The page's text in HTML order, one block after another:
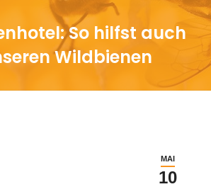
So hilfst auch
Wildbienen
MAI
10